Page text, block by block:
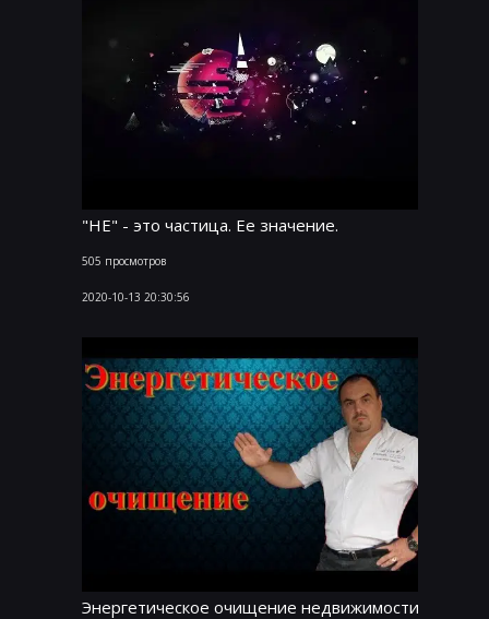
"НЕ" - это частица. Ее значение.
505 просмотров
2020-10-13 20:30:56
Энергетическое очищение недвижимости